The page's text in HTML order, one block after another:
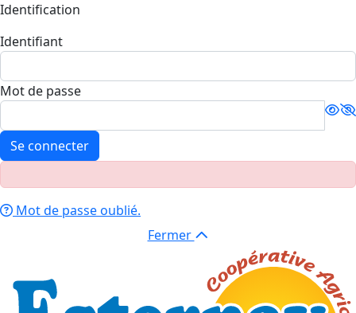
Identification
Identifiant
Mot de passe
Se connecter
Mot de passe oublié.
Fermer